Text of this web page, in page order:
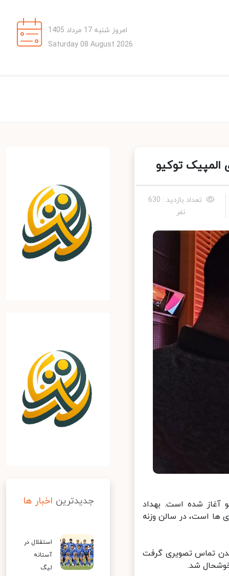
امروز شنبه 17 مرداد 1405
Saturday 08 August 2026
توکیو
تعداد بازدید : 630
نفر
توکیو آغاز شده است. بهداد
است، در سالن وزنه
تماس تصویری گرفت
شد.
جدیدترین اخبار ها
استقلال در
آستانه
لیگ